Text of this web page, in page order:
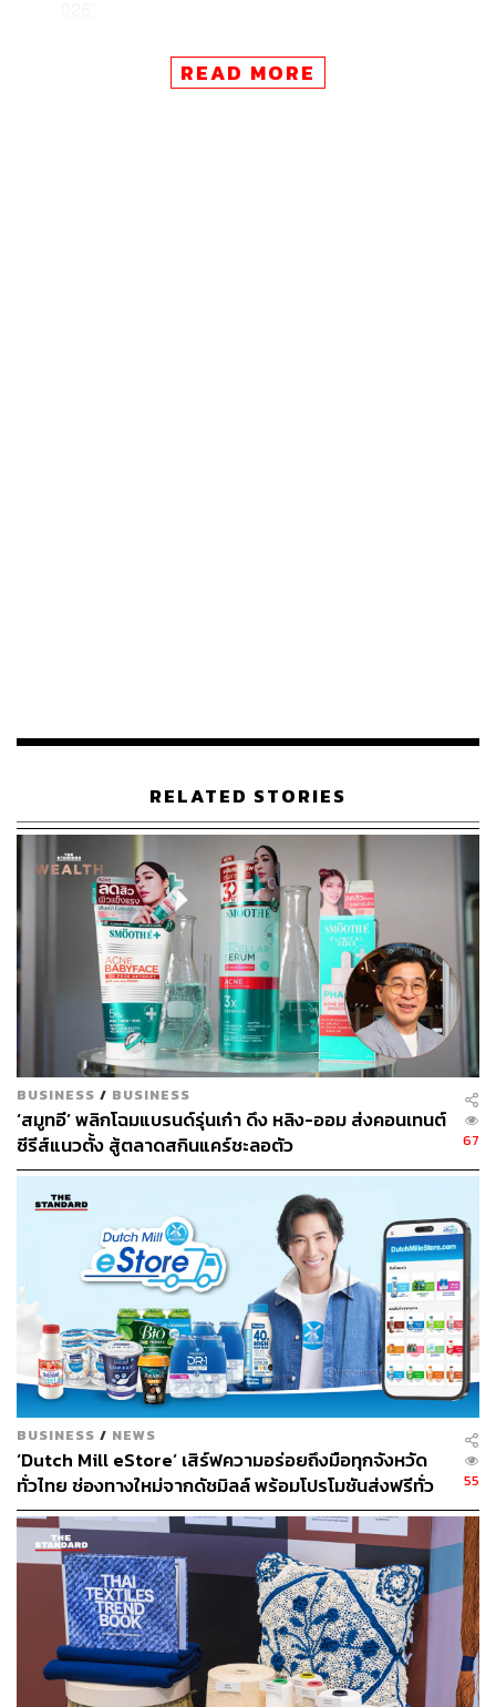
ถอดรหัส ‘Culture-Led Beauty’ เมื่อวัฒนธรรม
ขับเคลื่อนเทรนด์ความงาม
ภายใต้การเติบโตของ Asian Beauty วันนี้ ไม่ได้ถูกขับเคลื่อน
ด้วยแบรนด์เพียงอย่างเดียว แต่ถูกผลักดันด้วย Pop Culture
และ Viral Culture ทั้งจากซีรีส์เกาหลี ไอดอลจีน อินฟลูเอน
เซอร์ญี่ปุ่น ไปจนถึงคอนเทนต์ไวรัลบน TikTok ล้วนกลาย
เป็นต้นกำเนิดของ Beauty Trend ใหม่ๆ ทุกสัปดาห์ สิ่งเหล่านี้
หลอมรวมกันจนเกิดเป็น ‘Culture-Led Beauty’ หรือการขับ
เคลื่อนเทรนด์ความงามโดยมีวัฒนธรรมเป็นศูนย์กลาง
และยั่งยืนกับผู้บริโภค?
นั่นเป็นเพราะวัฒนธรรมไม่ใช่เทรนด์ แต่คือระบบที่มีชีวิต ซึ่ง
ประกอบด้วยผู้คน พฤติกรรม ค่านิยม สุนทรียศาสตร์ และ
ประสบการณ์ร่วมกัน
สอดคล้องกับรายงานจาก Intel Market Research ที่ระบุว่า
READ MORE
RELATED STORIES
BUSINESS / BUSINESS
‘สมูทอี’ พลิกโฉมแบรนด์รุ่นเก๋า ดึง หลิง-ออม ส่งคอนเทนต์
ซีรีส์แนวตั้ง สู้ตลาดสกินแคร์ชะลอตัว
67
BUSINESS / NEWS
‘Dutch Mill eStore’ เสิร์ฟความอร่อยถึงมือทุกจังหวัด
ทั่วไทย ช่องทางใหม่จากดัชมิลล์ พร้อมโปรโมชันส่งฟรีทั่ว
ประเทศ ส่งไว สั่งก่อนเที่ยง ได้ของวันถัดไป ส่งสินค้าแบบ
เย็นตรงจากโรงงาน [ADVERTORIAL]
55